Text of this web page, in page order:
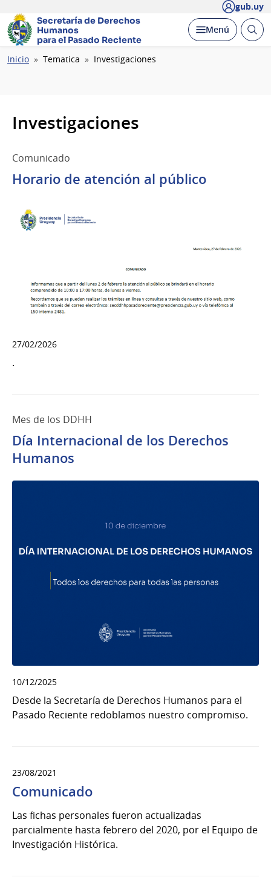
gub.uy
Secretaría de Derechos
Humanos
para el Pasado Reciente
Desplegar
Menú Abrir
Ruta
Inicio Tematica Investigaciones
Investigaciones
Comunicado
Horario de atención al público
27/02/2026
.
Mes de los DDHH
Día Internacional de los Derechos
Humanos
10/12/2025
Desde la Secretaría de Derechos Humanos para el
Pasado Reciente redoblamos nuestro compromiso.
23/08/2021
Comunicado
Las fichas personales fueron actualizadas
parcialmente hasta febrero del 2020, por el Equipo de
Investigación Histórica.